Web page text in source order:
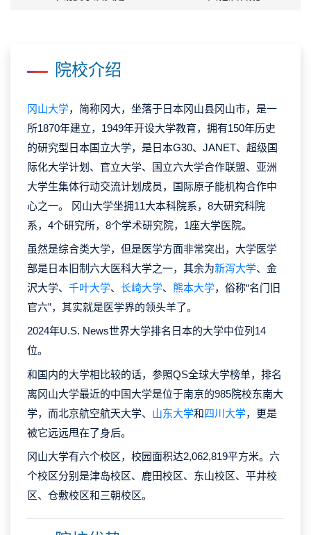
院校介绍
冈山大学，简称冈大，坐落于日本冈山县冈山市，是一
所1870年建立，1949年开设大学教育，拥有150年历史
的研究型日本国立大学，是日本G30、JANET、超级国
际化大学计划、官立大学、国立六大学合作联盟、亚洲
大学生集体行动交流计划成员，国际原子能机构合作中
心之一。 冈山大学坐拥11大本科院系，8大研究科院
系，4个研究所，8个学术研究院，1座大学医院。
虽然是综合类大学，但是医学方面非常突出，大学医学
部是日本旧制六大医科大学之一，其余为新泻大学、金
沢大学、 千叶大学、 长崎大学、 熊本大学，俗称“名门旧
官六”，其实就是医学界的领头羊了。
2024年U.S. News世界大学排名日本的大学中位列14
位。
和国内的大学相比较的话，参照QS全球大学榜单，排名
离冈山大学最近的中国大学是位于南京的985院校东南大
学，而北京航空航天大学、 山东大学和四川大学，更是
被它远远甩在了身后。
冈山大学有六个校区，校园面积达2,062,819平方米。六
个校区分别是津岛校区、鹿田校区、东山校区、平井校
区、仓敷校区和三朝校区。